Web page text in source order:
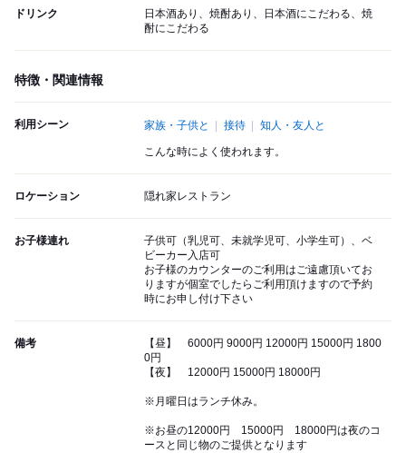
ドリンク
日本酒あり、焼酎あり、日本酒にこだわる、焼
酎にこだわる
特徴・関連情報
利用シーン 家族・子供と 接待 知人・友人と
こんな時によく使われます。
ロケーション 隠れ家レストラン
お子様連れ
子供可（乳児可、未就学児可、小学生可）、ベ
ビーカー入店可
お子様のカウンターのご利用はご遠慮頂いてお
りますが個室でしたらご利用頂けますので予約
時にお申し付け下さい
備考
【昼】 6000円 9000円 12000円 15000円 1800
0円
【夜】 12000円 15000円 18000円
※月曜日はランチ休み。
※お昼の12000円 15000円 18000円は夜のコ
ースと同じ物のご提供となります